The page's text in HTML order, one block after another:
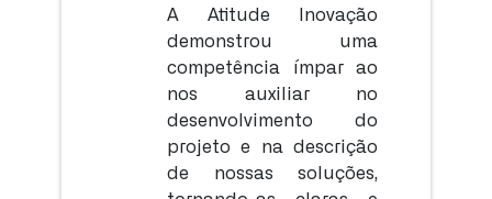
A Atitude Inovação
demonstrou uma
competência ímpar ao
nos auxiliar no
desenvolvimento do
projeto e na descrição
de nossas soluções,